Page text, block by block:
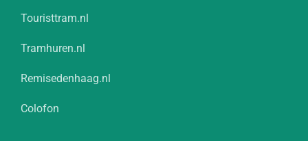
Touristtram.nl
Tramhuren.nl
Remisedenhaag.nl
Colofon